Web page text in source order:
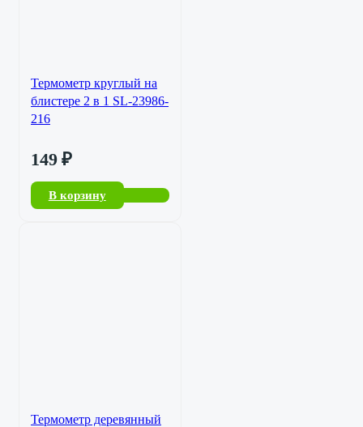
Термометр круглый на
блистере 2 в 1 SL-23986-
216
149 ₽
В корзину
Термометр деревянный